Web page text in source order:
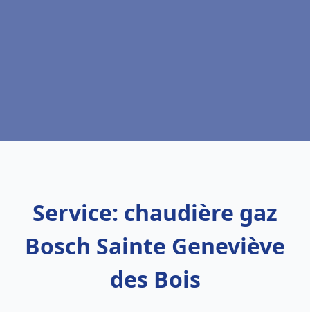
Service: chaudière gaz
Bosch Sainte Geneviève
des Bois